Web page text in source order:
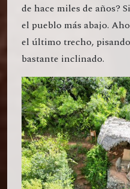
de hace miles de años?
el pueblo más abajo.
el último trecho, pisando
bastante inclinado.